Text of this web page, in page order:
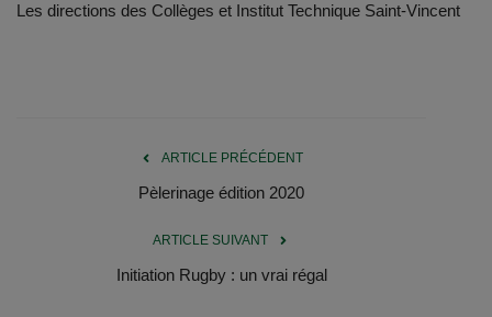
Les directions des Collèges et Institut Technique Saint-Vincent
ARTICLE PRÉCÉDENT
Pèlerinage édition 2020
ARTICLE SUIVANT
Initiation Rugby : un vrai régal